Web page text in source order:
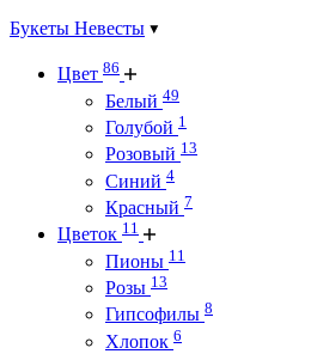
Букеты Невесты
Цвет 86
Белый 49
Голубой 1
Розовый 13
Синий 4
Красный 7
Цветок 11
Пионы 11
Розы 13
Гипсофилы 8
Хлопок 6